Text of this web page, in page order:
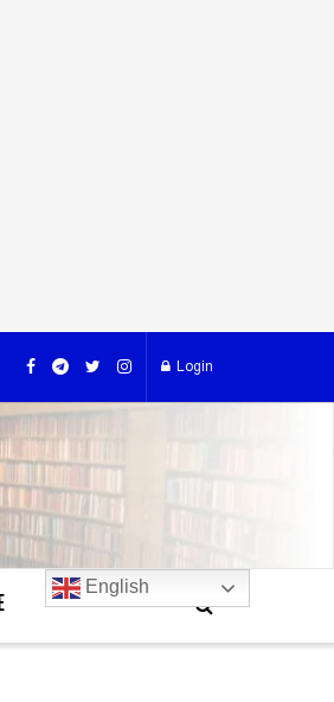
Login
English